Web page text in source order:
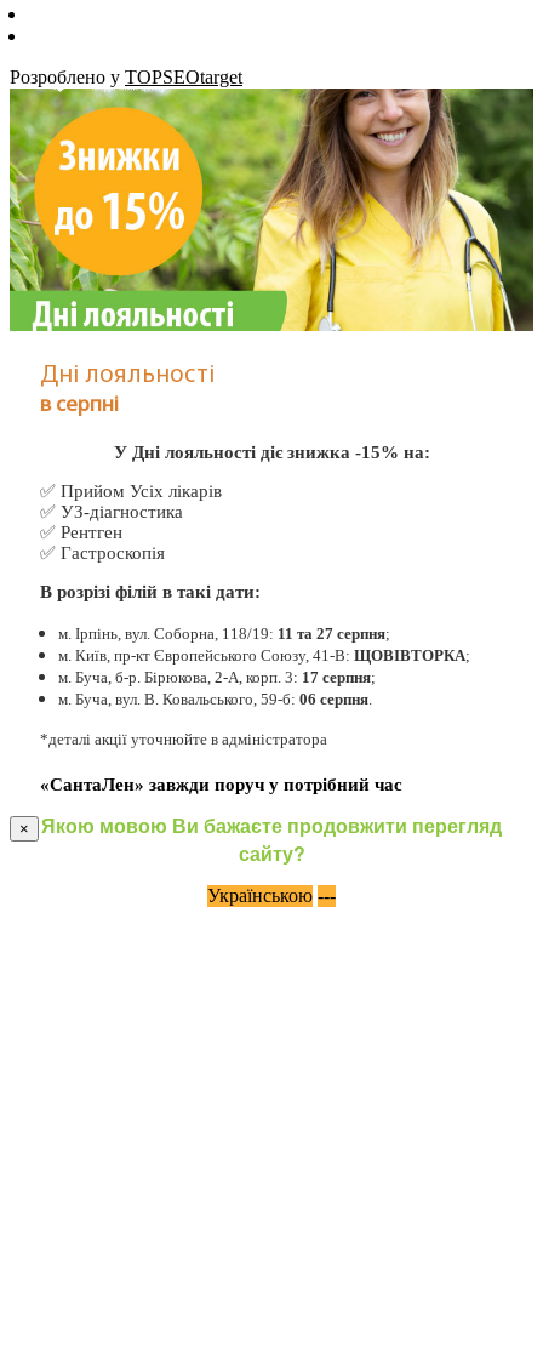
Розроблено у TOPSEOtarget
Дні лояльності
в серпні
У Дні лояльності діє знижка -15% на:
✅ Прийом Усіх лікарів
✅ УЗ-діагностика
✅ Рентген
✅ Гастроскопія
В розрізі філій в такі дати:
м. Ірпінь, вул. Соборна, 118/19: 11 та 27 серпня;
м. Київ, пр-кт Європейського Союзу, 41-В: ЩОВІВТОРКА;
м. Буча, б-р. Бірюкова, 2-А, корп. 3: 17 серпня;
м. Буча, вул. В. Ковальського, 59-б: 06 серпня.
*деталі акції уточнюйте в адміністратора
«СантаЛен» завжди поруч у потрібний час
×
Якою мовою Ви бажаєте продовжити перегляд
сайту?
Українською ---